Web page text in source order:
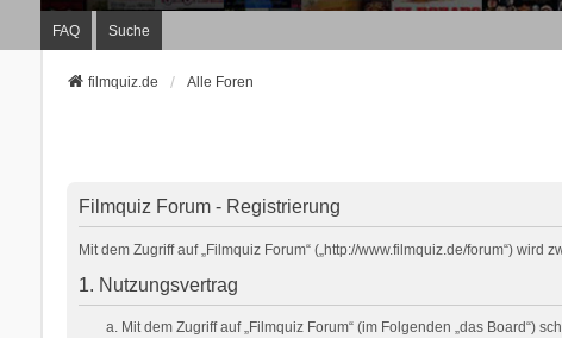
FAQ Suche
filmquiz.de Alle Foren
Filmquiz Forum - Registrierung
Mit dem Zugriff auf „Filmquiz Forum“ („http://www.filmquiz.de/forum“)
1. Nutzungsvertrag
Mit dem Zugriff auf „Filmquiz Forum“ (im Folgenden „das Board“)